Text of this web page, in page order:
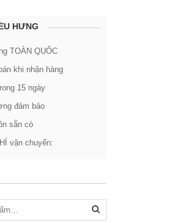
HƯNG
TOÀN QUỐC
khi nhận hàng
15 ngày
đảm bảo
sẵn có
vận chuyển: